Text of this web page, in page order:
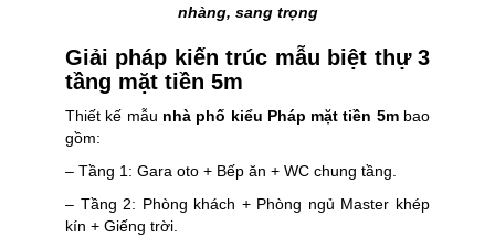
nhàng, sang trọng
Giải pháp kiến trúc mẫu biệt thự 3
tầng mặt tiền 5m
Thiết kế mẫu nhà phố kiểu Pháp mặt tiền 5mbao
gồm:
– Tầng 1: Gara oto + Bếp ăn + WC chung tầng.
– Tầng 2: Phòng khách + Phòng ngủ Master khép
kín + Giếng trời.